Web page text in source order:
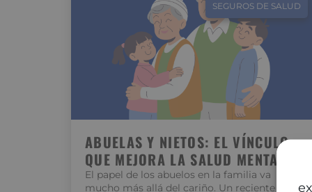
SEGUROS DE SALUD
ABUELAS Y NIETOS: EL VÍNCULO
QUE MEJORA LA SALUD MENTAL
El papel de los abuelos en la familia va
mucho más allá del cariño. Un reciente